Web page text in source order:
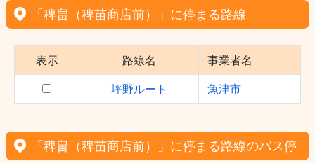
「稗畠（稗苗商店前）」に停まる路線
表示 路線名 事業者名
坪野ルート 魚津市
「稗畠（稗苗商店前）」に停まる路線のバス停